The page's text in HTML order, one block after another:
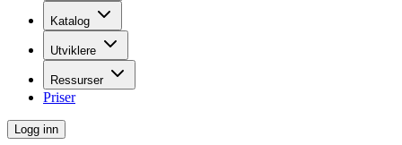
Katalog
Utviklere
Ressurser
Priser
Logg inn